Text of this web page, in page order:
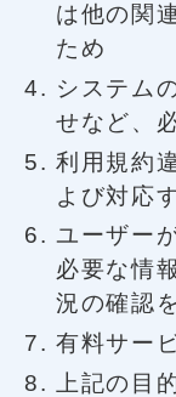
は他の関
ため
システム
せなど、
利用規約
よび対応
ユーザー
必要な情
況の確認
有料サー
上記の目